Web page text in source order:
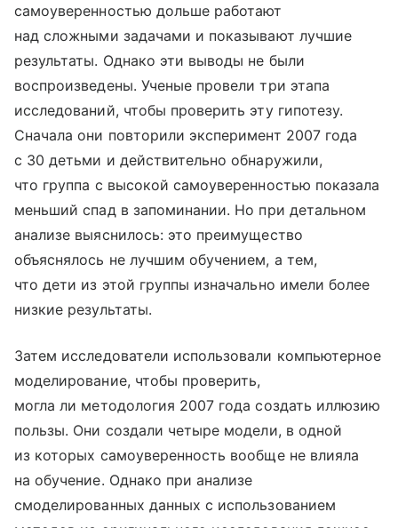
самоуверенностью дольше работают
над сложными задачами и показывают лучшие
результаты. Однако эти выводы не были
воспроизведены. Ученые провели три этапа
исследований, чтобы проверить эту гипотезу.
Сначала они повторили эксперимент 2007 года
с 30 детьми и действительно обнаружили,
что группа с высокой самоуверенностью показала
меньший спад в запоминании. Но при детальном
анализе выяснилось: это преимущество
объяснялось не лучшим обучением, а тем,
что дети из этой группы изначально имели более
низкие результаты.
Затем исследователи использовали компьютерное
моделирование, чтобы проверить,
могла ли методология 2007 года создать иллюзию
пользы. Они создали четыре модели, в одной
из которых самоуверенность вообще не влияла
на обучение. Однако при анализе
смоделированных данных с использованием